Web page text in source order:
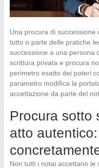
Una procura di
tutto o parte delle pratiche
successione a una persona
scrittura privata e procura
perimetro esatto dei poteri
parametro modifica la
accettazione da parte del
Procura sotto
atto
Non tutti i notai accettano